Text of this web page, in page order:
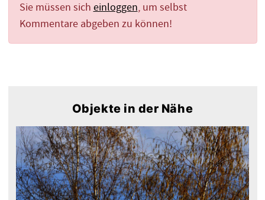
Sie müssen sich einloggen, um selbst
Kommentare abgeben zu können!
Objekte in der Nähe